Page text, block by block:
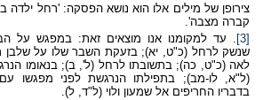
צירופן של מילים אלו הוא נושא הפסקה: 'רחל ילדה
קברה מצבה'.
[3] . עד למקומנו אנו מוצאים זאת: במפגש על
שנשק לרחל (כ"ט, יא); בזעקת השבר שלו על שלבן
לאה (כ"ט, כה); בתשובתו לרחל (ל', ב); בנאומו
(ל"א, לו-מב); בתפילתו הנרגשת לפני מפגשו
בדבריו החריפים אל שמעון ולוי (ל"ד, ל).